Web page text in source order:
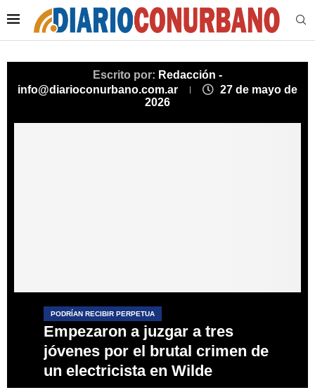
Escrito por: Redacción -
info@diarioconurbano.com.ar
27 de mayo de
2026
PODRÍAN RECIBIR PERPETUA
Empezaron a juzgar a tres
jóvenes por el brutal crimen de
un electricista en Wilde